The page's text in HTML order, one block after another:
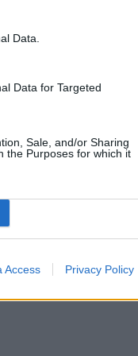
Data.
Data for Targeted
Sale, and/or Sharing
the Purposes for which it
Access Privacy Policy
να έχει πληρώσει
κι όλες οι τέχνες,
αυτή την τροφή.
είτε υπάρχετε
ο
φορές,
παράσταση. 17,
το σώμα μας και
Δυστοκίες
ως